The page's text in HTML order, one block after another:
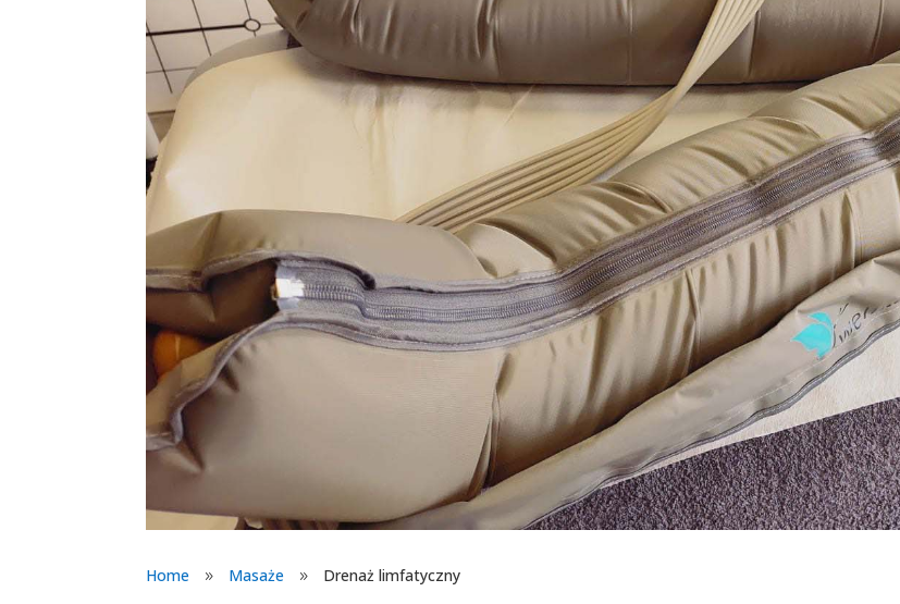
Home 9 Masaże 9 Drenaż limfatyczny